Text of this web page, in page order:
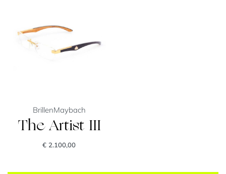
BrillenMaybach
The Artist III
€ 2.100,00